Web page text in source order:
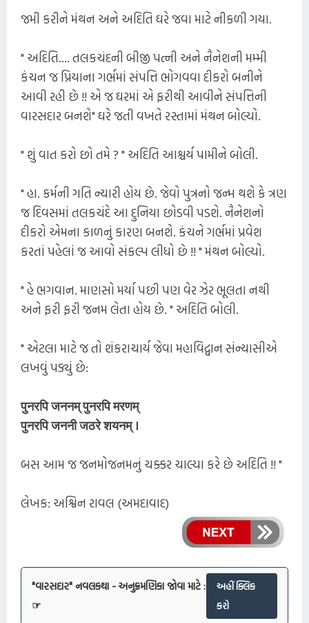
જમી કરીને મંથન અને અદિતિ ઘરે જવા માટે નીકળી ગયા.
" અદિતિ.... તલકચંદની બીજી પત્ની અને નૈનેશની મમ્મી
કંચન જ પ્રિયાના ગર્ભમાં સંપત્તિ ભોગવવા દીકરો બનીને
આવી રહી છે !! એ જ ઘરમાં એ ફરીથી આવીને સંપત્તિની
વારસદાર બનશે" ઘરે જતી વખતે રસ્તામાં મંથન બોલ્યો.
" શું વાત કરો છો તમે ? " અદિતિ આશ્ચર્ય પામીને બોલી.
" હા. કર્મની ગતિ ન્યારી હોય છે. જેવો પુત્રનો જન્મ થશે કે ત્રણ
જ દિવસમાં તલકચંદે આ દુનિયા છોડવી પડશે. નૈનેશનો
દીકરો એમના કાળનું કારણ બનશે. કંચને ગર્ભમાં પ્રવેશ
કરતાં પહેલાં જ આવો સંકલ્પ લીધો છે !! " મંથન બોલ્યો.
" હે ભગવાન. માણસો મર્યા પછી પણ વેર ઝેર ભૂલતા નથી
અને ફરી ફરી જનમ લેતા હોય છે. " અદિતિ બોલી.
" એટલા માટે જ તો શંકરાચાર્ય જેવા મહાવિદ્વાન સંન્યાસીએ
લખવું પડ્યું છે:
पुनरपि जननम् पुनरपि मरणम्
पुनरपि जननी जठरे शयनम् ।
બસ આમ જ જનમોજનમનું ચક્કર ચાલ્યા કરે છે અદિતિ !! "
લેખક: અશ્વિન રાવલ (અમદાવાદ)
"વારસદાર" નવલકથા - અનુક્રમણિકા જોવા માટે :
☞
અહીં ક્લિક
કરો